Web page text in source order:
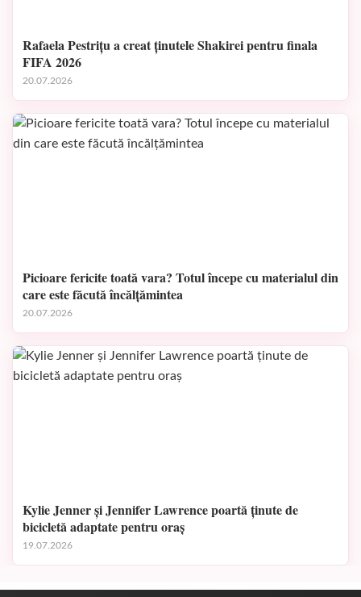
Rafaela Pestrițu a creat ținutele Shakirei pentru finala
FIFA 2026
20.07.2026
Picioare fericite toată vara? Totul începe cu materialul din
care este făcută încălțămintea
20.07.2026
Kylie Jenner și Jennifer Lawrence poartă ținute de
bicicletă adaptate pentru oraș
19.07.2026